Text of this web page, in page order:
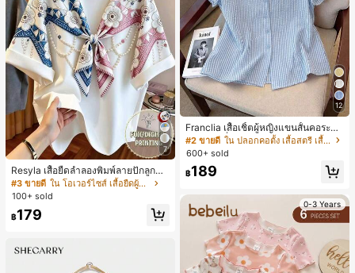
7
Resyla เสื้อยืดลำลองพิมพ์ลายปักลูกปัด
รูปโบว์ขนาดใหญ่สำหรับผู้หญิง
#3 ขายดี
ใน โอเวอร์ไซส์ เสื้อยืดผู้หญิง
100+ sold
฿179
12
Franclia เสื้อเชิ้ตผู้หญิงแขนสั้นคอระบา
ยกระดุมเดี่ยวลายทาง
#2 ขายดี
ใน ปลอกคอตั้ง เสื้อสตรี เสื้อเบลาส์ & Tee
600+ sold
฿189
0-3 Years